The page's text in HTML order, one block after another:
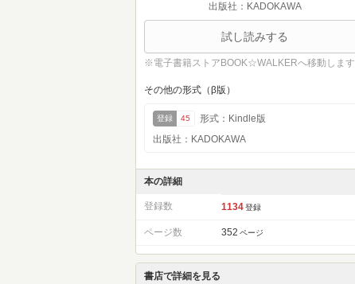
出版社：KADOKAWA
試し読みする
※電子書籍ストアBOOK☆WALKERへ移動します
その他の形式（β版）
登録 45
形式：Kindle版
出版社：KADOKAWA
本の詳細
登録数 1134 登録
ページ数 352 ページ
書店で詳細を見る